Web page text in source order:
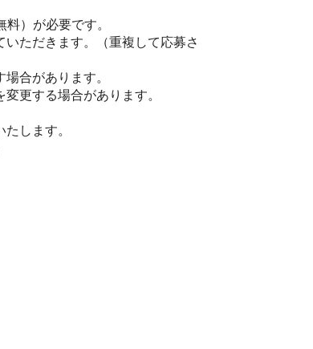
）が必要です。
ただきます。（重複して応募さ
合があります。
更する場合があります。
します。